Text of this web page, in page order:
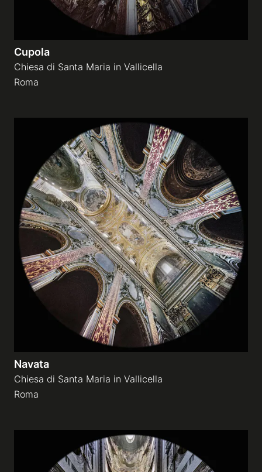
Cupola
Chiesa di Santa Maria in Vallicella
Roma
Navata
Chiesa di Santa Maria in Vallicella
Roma